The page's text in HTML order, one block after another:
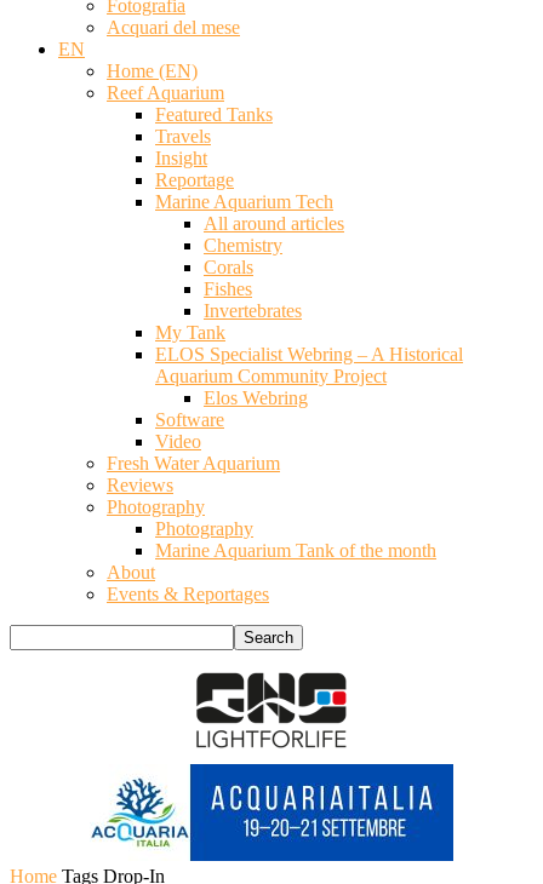
Fotografia
Acquari del mese
EN
Home (EN)
Reef Aquarium
Featured Tanks
Travels
Insight
Reportage
Marine Aquarium Tech
All around articles
Chemistry
Corals
Fishes
Invertebrates
My Tank
ELOS Specialist Webring – A Historical
Aquarium Community Project
Elos Webring
Software
Video
Fresh Water Aquarium
Reviews
Photography
Photography
Marine Aquarium Tank of the month
About
Events & Reportages
Home Tags Drop-In